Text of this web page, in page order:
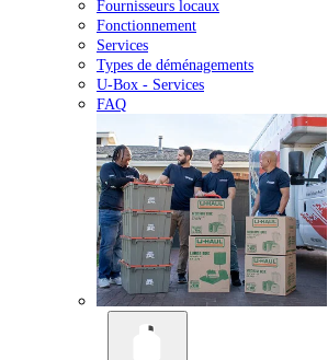
Fournisseurs locaux
Fonctionnement
Services
Types de déménagements
U-Box - Services
FAQ